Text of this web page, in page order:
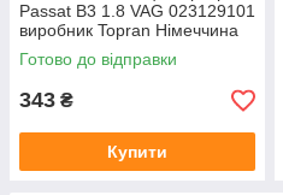
Passat B3 1.8 VAG 023129101
виробник Topran Німеччина
Готово до відправки
343 ₴
Купити